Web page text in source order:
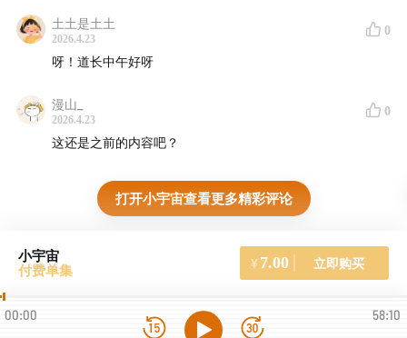
土土是土土
2026.4.23
0
呀！道长中午好呀
漫山_
2026.4.23
0
这还是之前的内容吧？
打开小宇宙查看更多精彩评论
小宇宙
付费单集
¥7.00 立即购买
00:00 58:10